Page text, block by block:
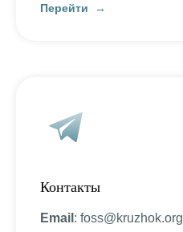
Перейти
Контакты
Email : foss@kruzhok.org